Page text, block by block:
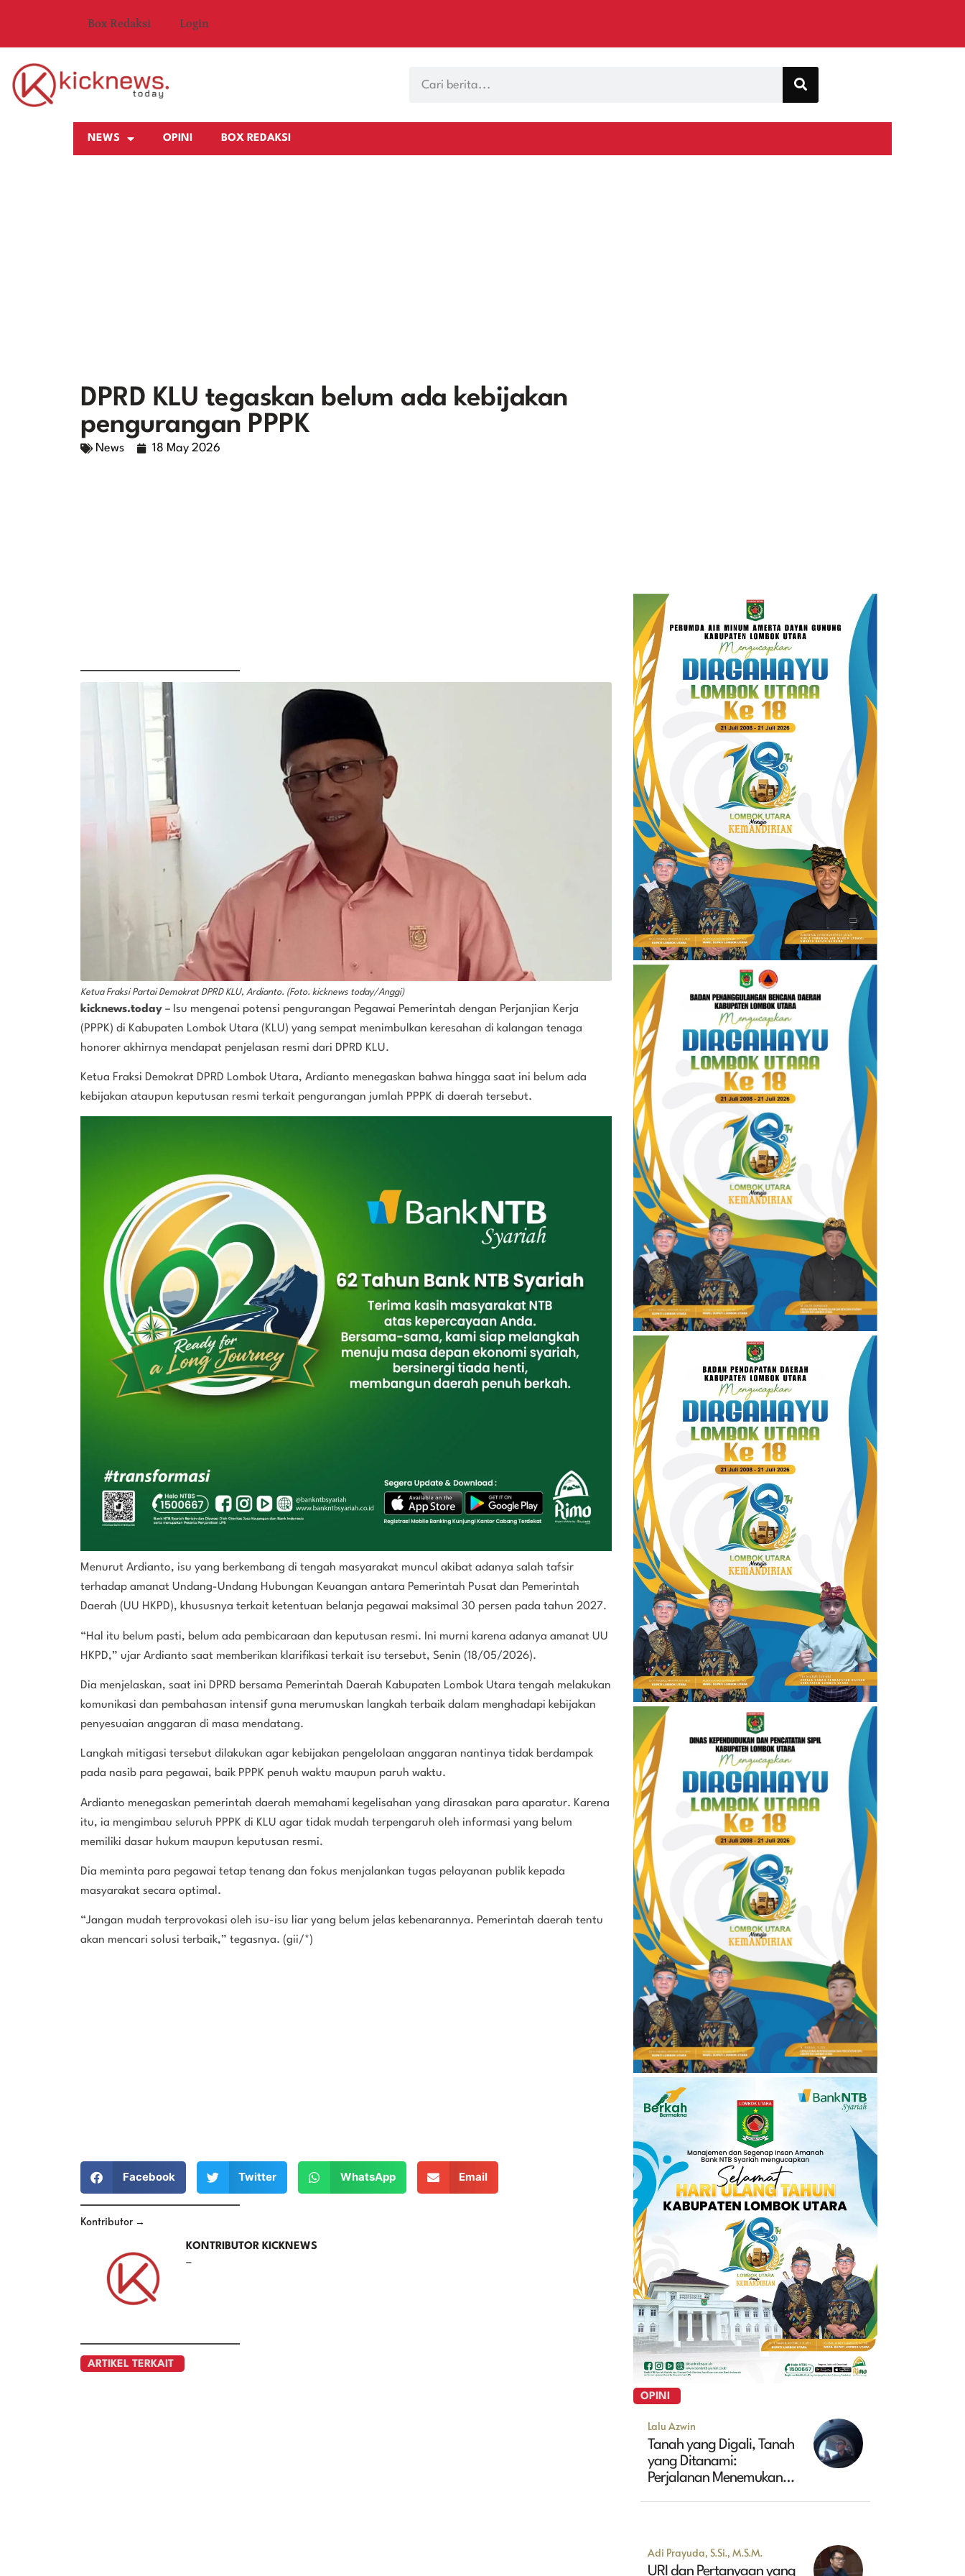
Box Redaksi Login
NEWS OPINI BOX REDAKSI
DPRD KLU tegaskan belum ada kebijakan
pengurangan PPPK
News 18 May 2026
Ketua Fraksi Partai Demokrat DPRD KLU, Ardianto. (Foto. kicknews today/Anggi)
kicknews.today – Isu mengenai potensi pengurangan Pegawai Pemerintah dengan Perjanjian Kerja
(PPPK) di Kabupaten Lombok Utara (KLU) yang sempat menimbulkan keresahan di kalangan tenaga
honorer akhirnya mendapat penjelasan resmi dari DPRD KLU.
Ketua Fraksi Demokrat DPRD Lombok Utara, Ardianto menegaskan bahwa hingga saat ini belum ada
kebijakan ataupun keputusan resmi terkait pengurangan jumlah PPPK di daerah tersebut.
Menurut Ardianto, isu yang berkembang di tengah masyarakat muncul akibat adanya salah tafsir
terhadap amanat Undang-Undang Hubungan Keuangan antara Pemerintah Pusat dan Pemerintah
Daerah (UU HKPD), khususnya terkait ketentuan belanja pegawai maksimal 30 persen pada tahun 2027.
“Hal itu belum pasti, belum ada pembicaraan dan keputusan resmi. Ini murni karena adanya amanat UU
HKPD,” ujar Ardianto saat memberikan klarifikasi terkait isu tersebut, Senin (18/05/2026).
Dia menjelaskan, saat ini DPRD bersama Pemerintah Daerah Kabupaten Lombok Utara tengah melakukan
komunikasi dan pembahasan intensif guna merumuskan langkah terbaik dalam menghadapi kebijakan
penyesuaian anggaran di masa mendatang.
Langkah mitigasi tersebut dilakukan agar kebijakan pengelolaan anggaran nantinya tidak berdampak
pada nasib para pegawai, baik PPPK penuh waktu maupun paruh waktu.
Ardianto menegaskan pemerintah daerah memahami kegelisahan yang dirasakan para aparatur. Karena
itu, ia mengimbau seluruh PPPK di KLU agar tidak mudah terpengaruh oleh informasi yang belum
memiliki dasar hukum maupun keputusan resmi.
Dia meminta para pegawai tetap tenang dan fokus menjalankan tugas pelayanan publik kepada
masyarakat secara optimal.
“Jangan mudah terprovokasi oleh isu-isu liar yang belum jelas kebenarannya. Pemerintah daerah tentu
akan mencari solusi terbaik,” tegasnya. (gii/*)
Facebook Twitter WhatsApp Email
Kontributor →
KONTRIBUTOR KICKNEWS
–
ARTIKEL TERKAIT
OPINI
Lalu Azwin
Tanah yang Digali, Tanah
yang Ditanami:
Perjalanan Menemukan
Adi Prayuda, S.Si., M.S.M.
URI dan Pertanyaan yang